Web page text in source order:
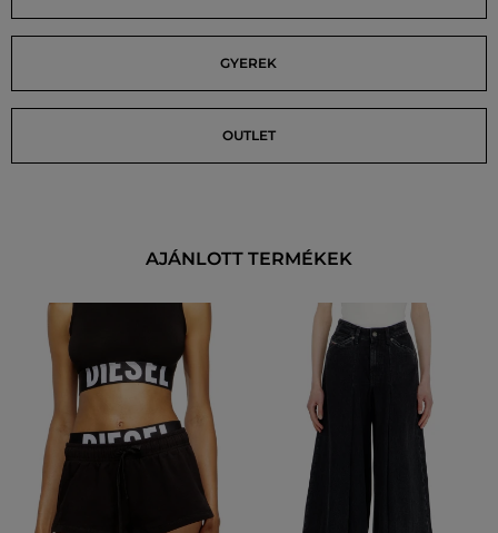
GYEREK
OUTLET
AJÁNLOTT TERMÉKEK